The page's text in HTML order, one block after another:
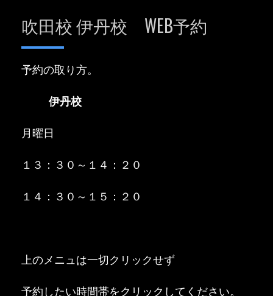
吹田校 伊丹校 WEB予約
予約の取り方。
伊丹校
月曜日
１３：３０～１４：２０
１４：３０～１５：２０
上のメニュは一切クリックせず
予約したい時間帯をクリックしてください。